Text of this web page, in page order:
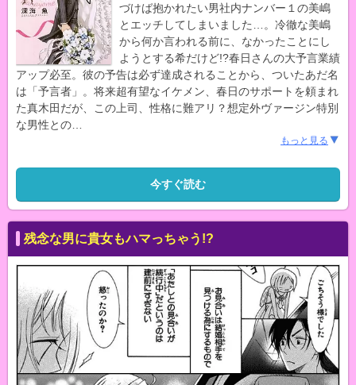
づけば抱かれたい男社内ナンバー１の美嶋
とエッチしてしまいました…。冷徹な美嶋
から何か言われる前に、なかったことにし
ようとする希だけど!?春日さんの大予言業績
アップ必至。彼の予告は必ず達成されることから、ついたあだ名
は「予言者」。将来超有望なイケメン、春日のサポートを頼まれ
た真木田だが、この上司、性格に難アリ？想定外ヴァージン特別
な男性との
もっと見る
今すぐ読む
残念な男に貴女もハマっちゃう!?